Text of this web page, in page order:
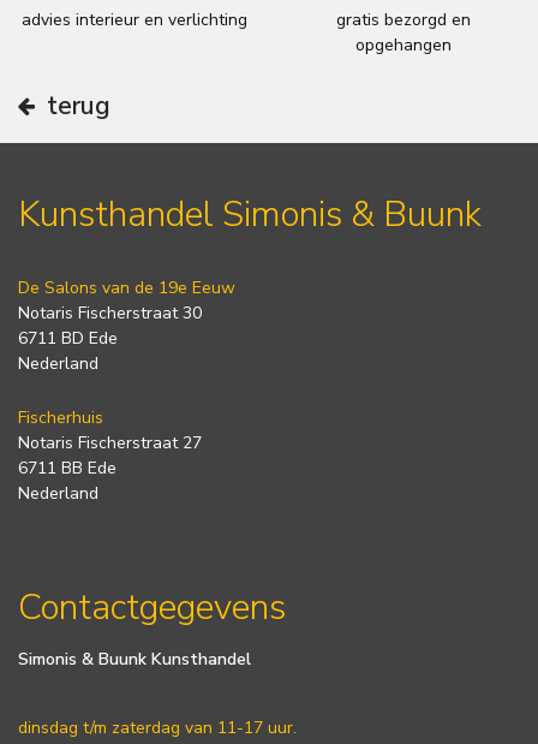
advies interieur en verlichting
gratis bezorgd en
opgehangen
terug
Kunsthandel Simonis & Buunk
De Salons van de 19e Eeuw
Notaris Fischerstraat 30
6711 BD Ede
Nederland
Fischerhuis
Notaris Fischerstraat 27
6711 BB Ede
Nederland
Contactgegevens
Simonis & Buunk Kunsthandel
dinsdag t/m zaterdag van 11-17 uur.